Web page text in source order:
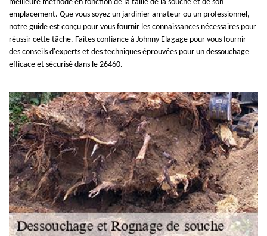
meilleure méthode en fonction de la taille de la souche et de son
emplacement. Que vous soyez un jardinier amateur ou un professionnel,
notre guide est conçu pour vous fournir les connaissances nécessaires pour
réussir cette tâche. Faites confiance à Johnny Elagage pour vous fournir
des conseils d'experts et des techniques éprouvées pour un dessouchage
efficace et sécurisé dans le 26460.